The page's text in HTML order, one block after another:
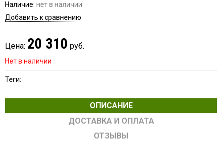
Наличие: нет в наличии
Добавить к сравнению
Цена: 20 310 руб.
Нет в наличии
Теги:
ОПИСАНИЕ
ДОСТАВКА И ОПЛАТА
ОТЗЫВЫ